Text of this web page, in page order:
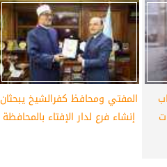
المفتي ومحافظ كفرالشيخ يبحثان
إنشاء فرع لدار الإفتاء بالمحافظة
ينهي أزمة خوان بيزيرا.. واللاعب
يقترب من العودة إلى القاهرة